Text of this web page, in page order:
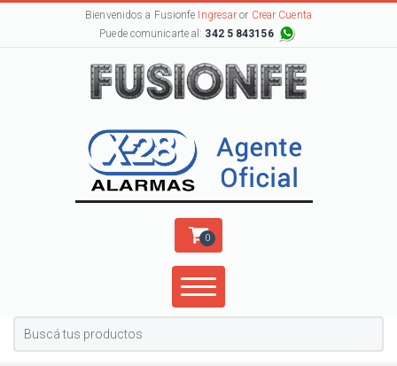
Bienvenidos a Fusionfe Ingresar or Crear Cuenta
Puede comunicarte al: 342 5 843156
0